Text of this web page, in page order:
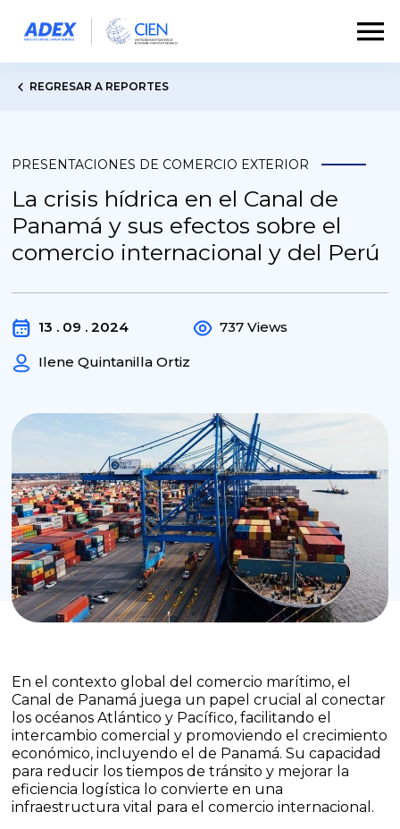
REGRESAR A REPORTES
PRESENTACIONES DE COMERCIO EXTERIOR
La crisis hídrica en el Canal de
Panamá y sus efectos sobre el
comercio internacional y del Perú
13 . 09 . 2024
Ilene Quintanilla Ortiz
737 Views
En el contexto global del comercio marítimo, el
Canal de Panamá juega un papel crucial al conectar
los océanos Atlántico y Pacífico, facilitando el
intercambio comercial y promoviendo el crecimiento
económico, incluyendo el de Panamá. Su capacidad
para reducir los tiempos de tránsito y mejorar la
eficiencia logística lo convierte en una
infraestructura vital para el comercio internacional.